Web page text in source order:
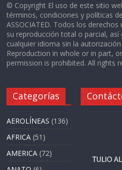
© Copyright El uso de este sitio
términos, condiciones y políticas
ASSOCIATED. Todos los
su reproducción total o parcial,
cualquier idioma sin la
Reproduction in whole or in part,
permission is prohibited. All rights
Categorías
AEROLÍNEAS (136)
AFRICA (51)
AMERICA (72)